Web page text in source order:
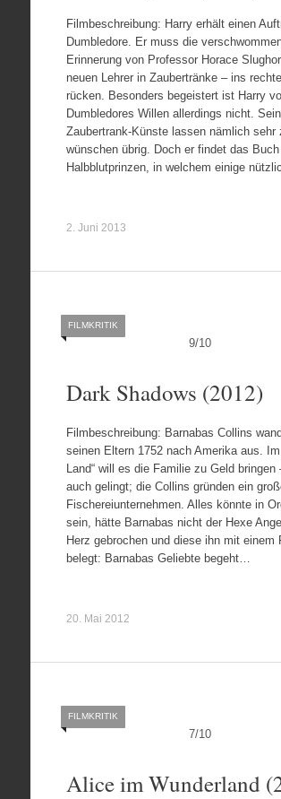
Filmbeschreibung: Harry erhält einen
Dumbledore. Er muss die
Erinnerung von Professor Horace
neuen Lehrer in Zaubertränke – ins
rücken. Besonders begeistert ist Harry
Dumbledores Willen allerdings nicht.
Zaubertrank-Künste lassen nämlich sehr
wünschen übrig. Doch er findet das
Halbblutprinzen, in welchem einige
2. Juni 2013
9/10
FILMKRITIK
Dark Shadows (2012)
Filmbeschreibung: Barnabas Collins
seinen Eltern 1752 nach Amerika aus. Im
Land“ will es die Familie zu Geld bringen
auch gelingt; die Collins gründen ein
Fischereiunternehmen. Alles könnte in
sein, hätte Barnabas nicht der Hexe
Herz gebrochen und diese ihn mit einem
belegt: Barnabas Geliebte begeht…
20. Mai 2012
7/10
FILMKRITIK
Alice im Wunderland